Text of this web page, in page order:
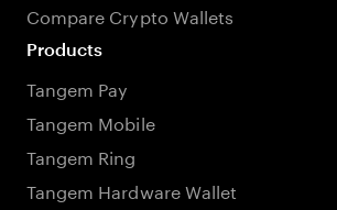
Compare Crypto Wallets
Products
Tangem Pay
Tangem Mobile
Tangem Ring
Tangem Hardware Wallet